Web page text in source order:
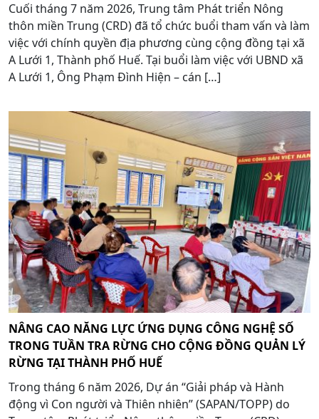
Cuối tháng 7 năm 2026, Trung tâm Phát triển Nông
thôn miền Trung (CRD) đã tổ chức buổi tham vấn và làm
việc với chính quyền địa phương cùng cộng đồng tại xã
A Lưới 1, Thành phố Huế. Tại buổi làm việc với UBND xã
A Lưới 1, Ông Phạm Đình Hiện – cán […]
NÂNG CAO NĂNG LỰC ỨNG DỤNG CÔNG NGHỆ SỐ
TRONG TUẦN TRA RỪNG CHO CỘNG ĐỒNG QUẢN LÝ
RỪNG TẠI THÀNH PHỐ HUẾ
Trong tháng 6 năm 2026, Dự án “Giải pháp và Hành
động vì Con người và Thiên nhiên” (SAPAN/TOPP) do